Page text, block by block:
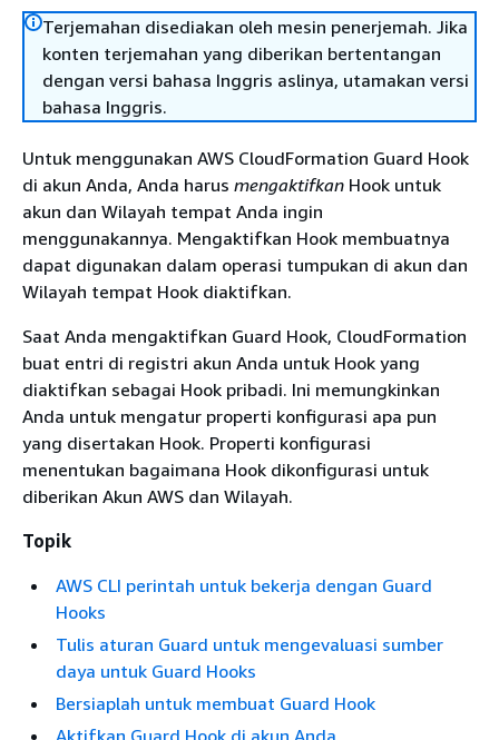
Terjemahan disediakan oleh mesin penerjemah. Jika
konten terjemahan yang diberikan bertentangan
dengan versi bahasa Inggris aslinya, utamakan versi
bahasa Inggris.
Untuk menggunakan AWS CloudFormation Guard Hook
di akun Anda, Anda harus mengaktifkan Hook untuk
akun dan Wilayah tempat Anda ingin
menggunakannya. Mengaktifkan Hook membuatnya
dapat digunakan dalam operasi tumpukan di akun dan
Wilayah tempat Hook diaktifkan.
Saat Anda mengaktifkan Guard Hook, CloudFormation
buat entri di registri akun Anda untuk Hook yang
diaktifkan sebagai Hook pribadi. Ini memungkinkan
Anda untuk mengatur properti konfigurasi apa pun
yang disertakan Hook. Properti konfigurasi
menentukan bagaimana Hook dikonfigurasi untuk
diberikan Akun AWS dan Wilayah.
Topik
AWS CLI perintah untuk bekerja dengan Guard
Hooks
Tulis aturan Guard untuk mengevaluasi sumber
daya untuk Guard Hooks
Bersiaplah untuk membuat Guard Hook
Aktifkan Guard Hook di akun Anda